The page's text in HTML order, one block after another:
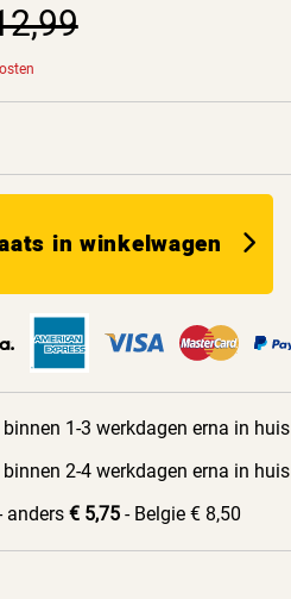
in winkelwagen
1-3 werkdagen erna in huis
2-4 werkdagen erna in huis
anders € 5,75- Belgie € 8,50